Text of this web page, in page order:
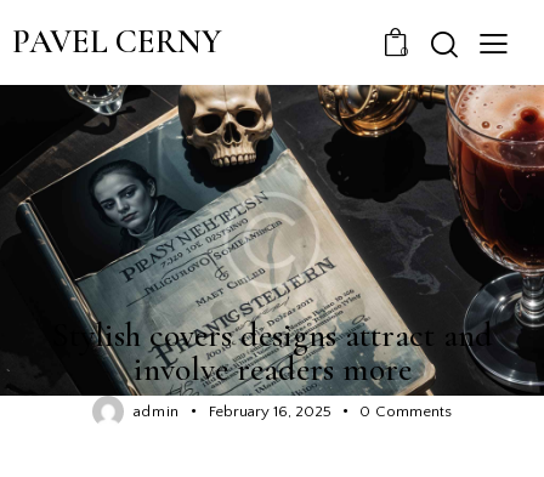
PAVEL CERNY 0
COVERS
Stylish covers designs attract and
involve readers more
admin February 16, 2025 0 Comments